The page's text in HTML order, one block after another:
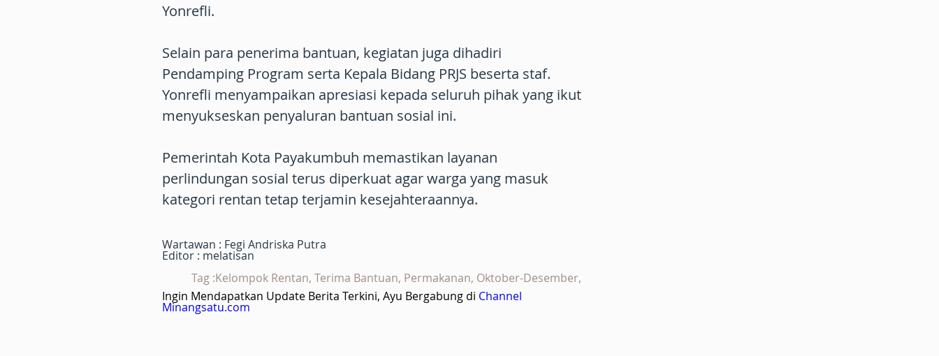
Yonrefli.
Selain para penerima bantuan, kegiatan juga dihadiri
Pendamping Program serta Kepala Bidang PRJS beserta staf.
Yonrefli menyampaikan apresiasi kepada seluruh pihak yang ikut
menyukseskan penyaluran bantuan sosial ini.
Pemerintah Kota Payakumbuh memastikan layanan
perlindungan sosial terus diperkuat agar warga yang masuk
kategori rentan tetap terjamin kesejahteraannya.
Wartawan : Fegi Andriska Putra
Editor : melatisan
Tag :Kelompok Rentan, Terima Bantuan, Permakanan, Oktober-Desember,
Ingin Mendapatkan Update Berita Terkini, Ayu Bergabung di Channel
Minangsatu.com